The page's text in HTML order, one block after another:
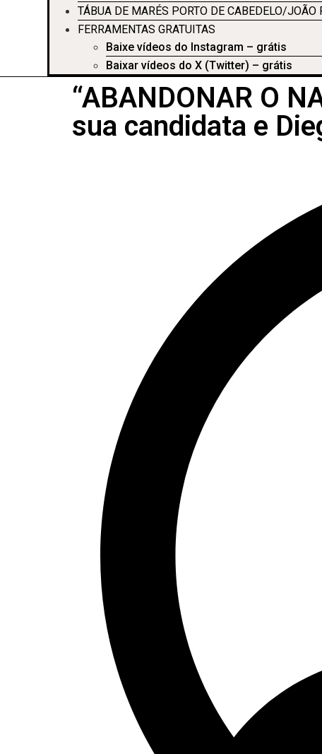
TÁBUA DE MARÉS PORTO DE CABEDELO/JOÃO
FERRAMENTAS GRATUITAS
Baixe vídeos do Instagram – grátis
Baixar vídeos do X (Twitter) – grátis
“ABANDONAR O
sua candidata e